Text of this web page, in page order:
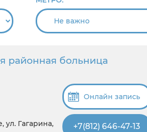
районная больница
ул. Гагарина,
Онлайн запись
+7(812) 646-47-13